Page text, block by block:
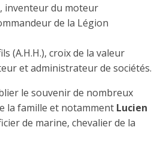
inventeur du moteur
de la Légion
(A.H.H.), croix de la valeur
et administrateur de sociétés.
le souvenir de nombreux
la famille et notamment Lucien
de marine, chevalier de la